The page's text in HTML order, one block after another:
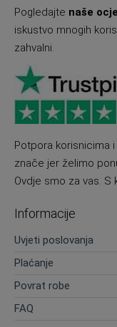
Pogledajte naše
iskustvo mnogih
zahvalni.
Potpora korisnicima
znače jer želimo
Ovdje smo za vas. S
Informacije
Uvjeti poslovanja
Plaćanje
Povrat robe
FAQ